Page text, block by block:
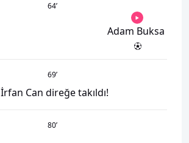
64’
Adam Buksa
69’
İrfan Can direğe takıldı!
80’